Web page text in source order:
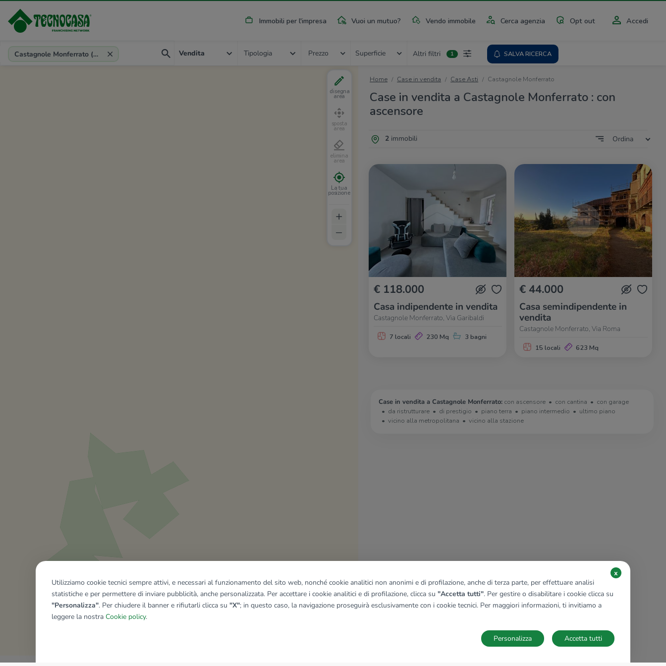
Immobili per l'impresa Vuoi un mutuo? Vendo immobile Cerca agenzia Opt out Accedi
Provincia, comune, zona, riferimento
Castagnole Monferrato (AT) Vendita Tipologia Prezzo Superficie Altri filtri 1 SALVA RICERCA
Home Case in vendita Case Asti Castagnole Monferrato
Case in vendita a Castagnole Monferrato : con
ascensore
2immobili Ordina
€ 118.000
Casa indipendente in vendita
Castagnole Monferrato, Via Garibaldi
7 locali 230 Mq 3 bagni
€ 44.000
Casa semindipendente in
vendita
Castagnole Monferrato, Via Roma
15 locali 623 Mq
Case in vendita a Castagnole Monferrato: con ascensore con cantina
con garage
da ristrutturare
di prestigio piano terra piano intermedio
ultimo piano
vicino alla metropolitana
vicino alla stazione
disegna
area
sposta
area
elimina
area
La tua
posizione
+
–
Mostra tutti gli immobili del riquadro
Utilizziamo cookie tecnici sempre attivi, e necessari al funzionamento del sito web, nonché cookie analitici non anonimi e di profilazione, anche di terza parte, per effettuare analisi
statistiche e per permettere di inviare pubblicità, anche personalizzata. Per accettare i cookie analitici e di profilazione, clicca su "Accetta tutti". Per gestire o disabilitare i cookie clicca su
"Personalizza". Per chiudere il banner e rifiutarli clicca su "X"; in questo caso, la navigazione proseguirà esclusivamente con i cookie tecnici. Per maggiori informazioni, ti invitiamo a
leggere la nostra Cookie policy.
x
Accetta tutti
Personalizza